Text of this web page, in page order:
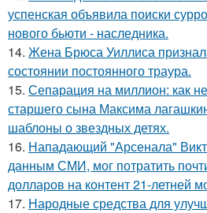
успенская объявила поиски
нового бьюти - наследника.
14. Жена Брюса Уиллиса
состоянии постоянного траура.
15. Сепарация на миллион: как
старшего сына Максима
шаблоны о звездных детях.
16. Нападающий "Арсенала"
данным СМИ, мог потратить
долларов на контент 21-летней
17. Народные средства для